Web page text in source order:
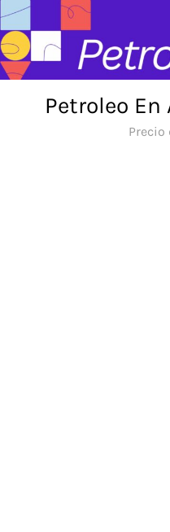
Skip
to
content
Petroleo
Precio